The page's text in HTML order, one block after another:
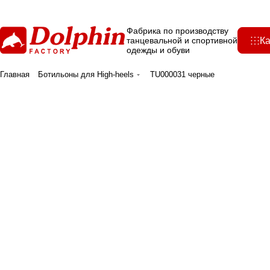
Фабрика по производству
танцевальной и спортивной
одежды и обуви
Главная Ботильоны для High-heels TU000031 черные